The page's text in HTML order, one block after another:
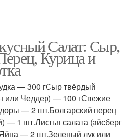
Салат: Сыр,
Курица и
— 300 гСыр твёрдый
или Чеддер) — 100 гСвежие
— 2 шт.Болгарский перец
— 1 шт.Листья салата (айсберг
— 2 шт.Зеленый лук или